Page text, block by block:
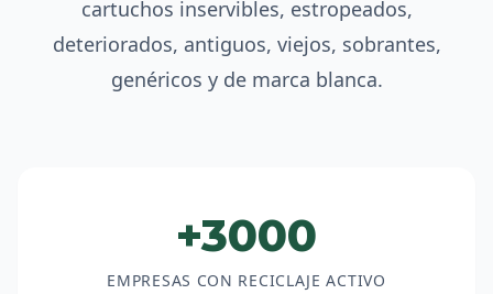
cartuchos inservibles, estropeados,
deteriorados, antiguos, viejos, sobrantes,
genéricos y de marca blanca.
+3000
EMPRESAS CON RECICLAJE ACTIVO